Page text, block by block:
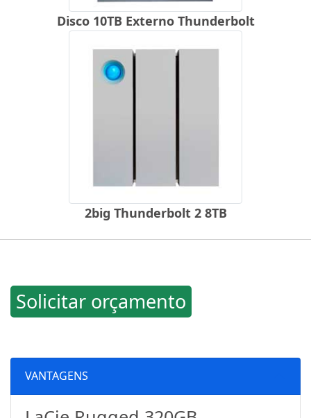
Disco 10TB Externo Thunderbolt
2big Thunderbolt 2 8TB
Solicitar orçamento
VANTAGENS